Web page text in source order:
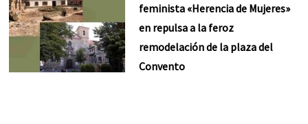
feminista «Herencia de Mujeres»
en repulsa a la feroz
remodelación de la plaza del
Convento